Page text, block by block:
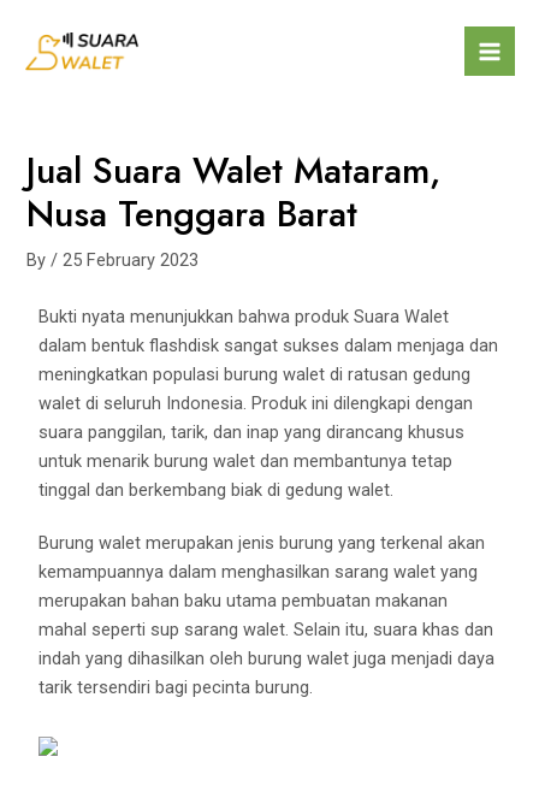
Jual Suara Walet Mataram,
Nusa Tenggara Barat
By/25 February 2023
Bukti nyata menunjukkan bahwa produk Suara Walet
dalam bentuk flashdisk sangat sukses dalam menjaga dan
meningkatkan populasi burung walet di ratusan gedung
walet di seluruh Indonesia. Produk ini dilengkapi dengan
suara panggilan, tarik, dan inap yang dirancang khusus
untuk menarik burung walet dan membantunya tetap
tinggal dan berkembang biak di gedung walet.
Burung walet merupakan jenis burung yang terkenal akan
kemampuannya dalam menghasilkan sarang walet yang
merupakan bahan baku utama pembuatan makanan
mahal seperti sup sarang walet. Selain itu, suara khas dan
indah yang dihasilkan oleh burung walet juga menjadi daya
tarik tersendiri bagi pecinta burung.